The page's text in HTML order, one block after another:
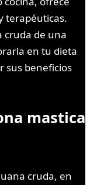
terapéuticas.
cruda de una
en tu dieta
sus beneficios
mastica
cruda, en